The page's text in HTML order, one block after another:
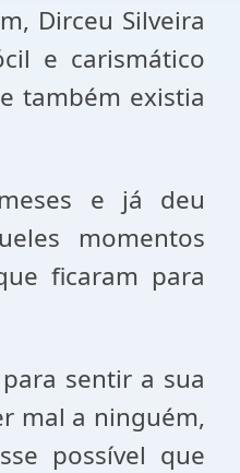
Dirceu Silveira
e carismático
também existia
e já deu
momentos
ficaram para
sentir a sua
mal a ninguém,
possível que